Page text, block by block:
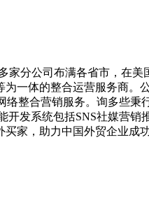
分公司布满各省市，在
一体的整合运营服务商
整合营销服务。询多些
发系统包括SNS社媒营
家，助力中国外贸企业成